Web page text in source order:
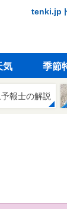
tenki.jp
気 季節
報士の解説